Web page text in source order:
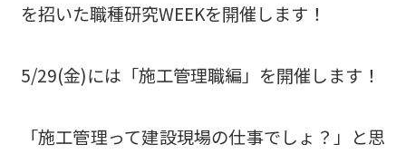
を招いた職種研究WEEKを開催します！
5/29(金)には「施工管理職編」を開催します！
「施工管理って建設現場の仕事でしょ？」と思